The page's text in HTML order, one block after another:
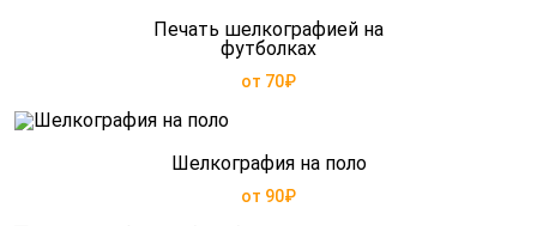
Печать шелкографией на
футболках
от 70₽
Шелкография на поло
от 90₽